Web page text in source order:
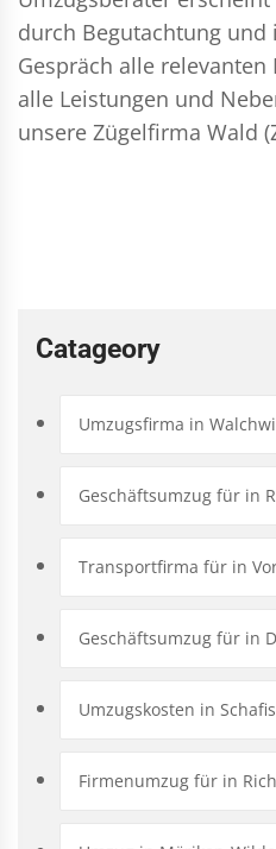
durch Begutachtung
Gespräch alle relevanten
alle Leistungen und
unsere Zügelfirma Wald
Catageory
Umzugsfirma in
Geschäftsumzug für in
Transportfirma für in
Geschäftsumzug für in
Umzugskosten in
Firmenumzug für in